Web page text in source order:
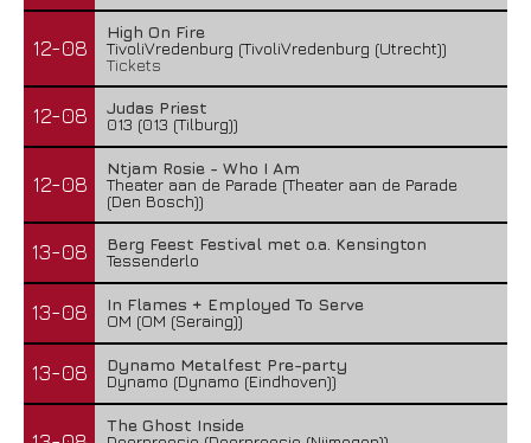
12-08
High On Fire
TivoliVredenburg (TivoliVredenburg (Utrecht))
Tickets
12-08
Judas Priest
013 (013 (Tilburg))
12-08
Ntjam Rosie - Who I Am
Theater aan de Parade (Theater aan de Parade
(Den Bosch))
13-08
Berg Feest Festival met o.a. Kensington
Tessenderlo
13-08
In Flames + Employed To Serve
OM (OM (Seraing))
13-08
Dynamo Metalfest Pre-party
Dynamo (Dynamo (Eindhoven))
The Ghost Inside